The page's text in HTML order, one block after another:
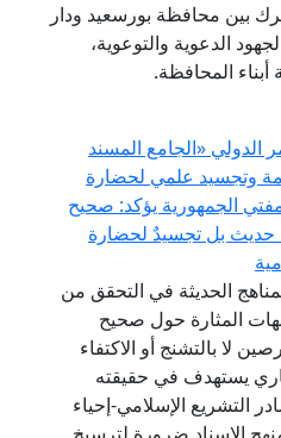
بين محافظة بورسعيد ودار
الدعوية والتوعوية،
المحافظة.
الدولي «الجامع المسند
وتجسيد علمي لحضارة
مفتي الجمهورية يؤكد: صحيح
حديث بل تجسيدٌ لحضارة
الحديثة في التحقق من
المثارة حول صحيح
لا بالتشنج أو الاكتفاء
يستهدف في حقيقته
التشريع الإسلامي-إحياء